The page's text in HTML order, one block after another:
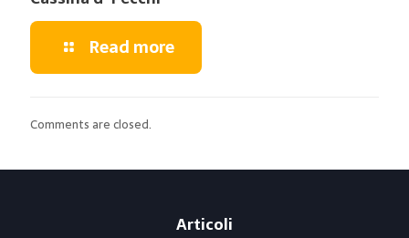
Read more
Comments are closed.
Articoli